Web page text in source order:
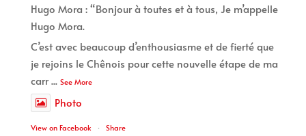
Hugo Mora : “Bonjour à toutes et à tous, Je m’appelle
Hugo Mora.
C’est avec beaucoup d’enthousiasme et de fierté que
je rejoins le Chênois pour cette nouvelle étape de ma
carr... See More
Photo
View on Facebook · Share